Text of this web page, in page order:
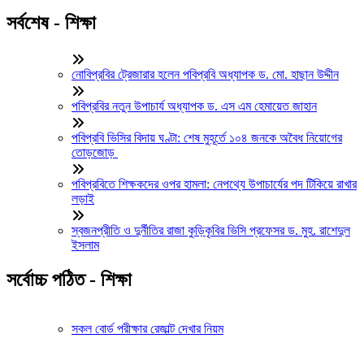
সর্বশেষ - শিক্ষা
নোবিপ্রবির ট্রেজারার হলেন পবিপ্রবি অধ্যাপক ড. মো. হাছান উদ্দীন
পবিপ্রবির নতুন উপাচার্য অধ্যাপক ড. এস এম হেমায়েত জাহান
পবিপ্রবি ভিসির বিদায় ঘণ্টা: শেষ মুহূর্তে ১০৪ জনকে অবৈধ নিয়োগের
তোড়জোড়
পবিপ্রবিতে শিক্ষকদের ওপর হামলা: নেপথ্যে উপাচার্যের পদ টিকিয়ে রাখার
লড়াই
স্বজনপ্রীতি ও দুর্নীতির রাজা কুড়িকৃবির ভিসি প্রফেসর ড. মুহ. রাশেদুল
ইসলাম
সর্বোচ্চ পঠিত - শিক্ষা
সকল বোর্ড পরীক্ষার রেজাল্ট দেখার নিয়ম